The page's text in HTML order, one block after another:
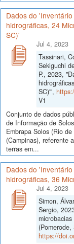
Dados do
hidrográficas, 24
SC)'
Jul 4, 2023
Tassinari,
Sekiguchi
P., 2023,
SC)'",
V1
Conjunto de dados
de Informação de
Embrapa Solos (Rio
(Campinas), referente
terras em...
Dados do
hidrográficas, 36
Jul 4, 2023
Simon,
Sergio,
(Pomerode,
https://